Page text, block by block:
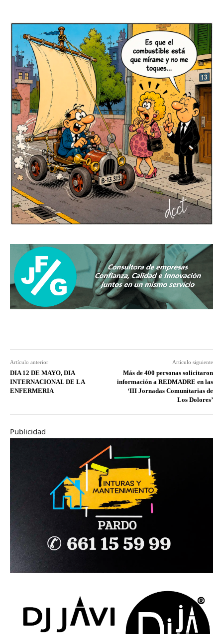
Artículo anterior
DIA 12 DE MAYO, DIA
INTERNACIONAL DE LA
ENFERMERIA
Artículo siguiente
Más de 400 personas solicitaron
información a REDMADRE en las
‘III Jornadas Comunitarias de
Los Dolores’
Publicidad